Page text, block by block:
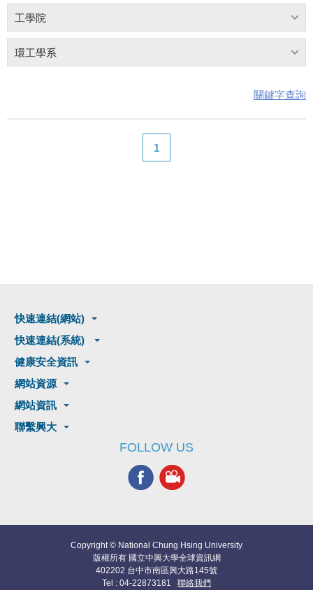
工學院
環工學系
關鍵字查詢
1
快速連結(網站)
快速連結(系統)
健康安全資訊
網站資源
網站資訊
聯繫興大
FOLLOW US
Copyright © National Chung Hsing University
版權所有 國立中興大學全球資訊網
402202 台中市南區興大路145號
Tel : 04-22873181 聯絡我們